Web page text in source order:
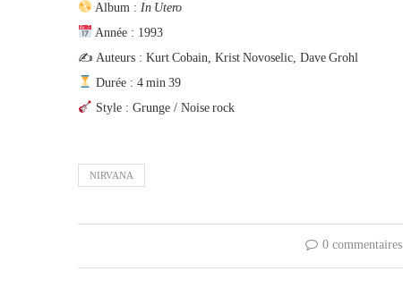
Album : In Utero
Année : 1993
✍️ Auteurs : Kurt Cobain, Krist Novoselic, Dave Grohl
Durée : 4 min 39
Style : Grunge / Noise rock
NIRVANA
0 commentaires